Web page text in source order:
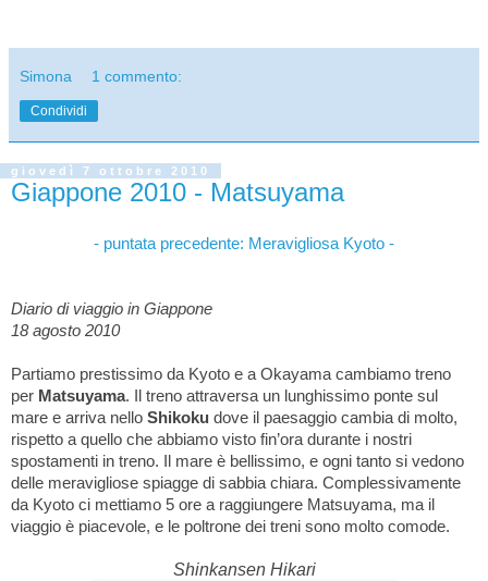
Simona 1 commento:
Condividi
giovedì 7 ottobre 2010
Giappone 2010 - Matsuyama
- puntata precedente: Meravigliosa Kyoto -
Diario di viaggio in Giappone
18 agosto 2010
Partiamo prestissimo da Kyoto e a Okayama cambiamo treno
per Matsuyama. Il treno attraversa un lunghissimo ponte sul
mare e arriva nello Shikoku dove il paesaggio cambia di molto,
rispetto a quello che abbiamo visto fin’ora durante i nostri
spostamenti in treno. Il mare è bellissimo, e ogni tanto si vedono
delle meravigliose spiagge di sabbia chiara. Complessivamente
da Kyoto ci mettiamo 5 ore a raggiungere Matsuyama, ma il
viaggio è piacevole, e le poltrone dei treni sono molto comode.
Shinkansen Hikari